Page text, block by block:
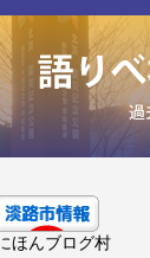
ほんブログ村